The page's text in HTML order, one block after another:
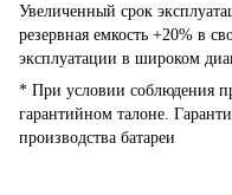
Увеличенный срок
резервная емкость +20% в
эксплуатации в широком
* При условии соблюдения
гарантийном талоне.
производства батареи